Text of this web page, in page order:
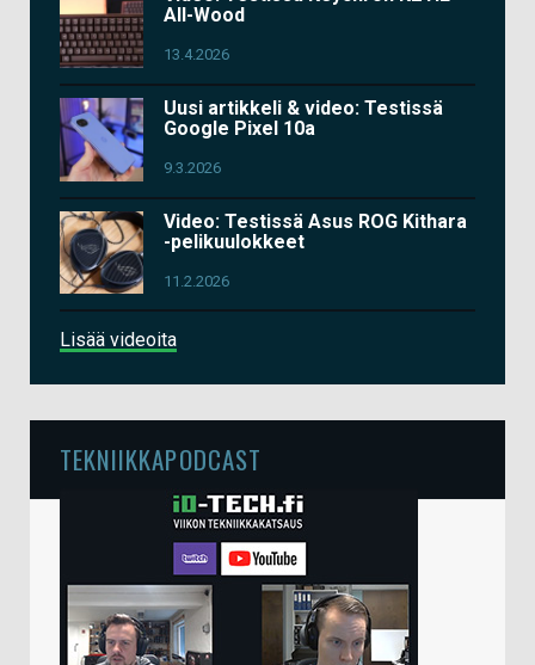
All-Wood
13.4.2026
Uusi artikkeli & video: Testissä
Google Pixel 10a
9.3.2026
Video: Testissä Asus ROG Kithara
-pelikuulokkeet
11.2.2026
Lisää videoita
TEKNIIKKAPODCAST